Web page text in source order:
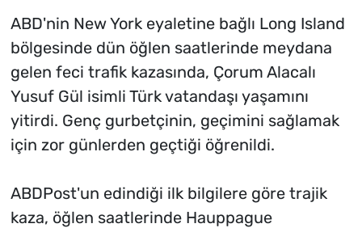
ABD'nin New York eyaletine bağlı Long Island
bölgesinde dün öğlen saatlerinde meydana
gelen feci trafik kazasında, Çorum Alacalı
Yusuf Gül isimli Türk vatandaşı yaşamını
yitirdi. Genç gurbetçinin, geçimini sağlamak
için zor günlerden geçtiği öğrenildi.
ABDPost'un edindiği ilk bilgilere göre trajik
kaza, öğlen saatlerinde Hauppague